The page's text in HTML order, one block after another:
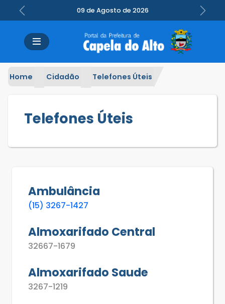
09 de Agosto de 2026
Previous Next
Home Cidadão Telefones Úteis
Telefones Úteis
Ambulância
(15) 3267-1427
Almoxarifado Central
32667-1679
Almoxarifado Saude
3267-1219